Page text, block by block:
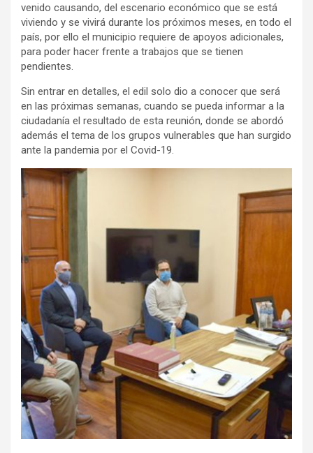
venido causando, del escenario económico que se está
viviendo y se vivirá durante los próximos meses, en todo el
país, por ello el municipio requiere de apoyos adicionales,
para poder hacer frente a trabajos que se tienen
pendientes.
Sin entrar en detalles, el edil solo dio a conocer que será
en las próximas semanas, cuando se pueda informar a la
ciudadanía el resultado de esta reunión, donde se abordó
además el tema de los grupos vulnerables que han surgido
ante la pandemia por el Covid-19.